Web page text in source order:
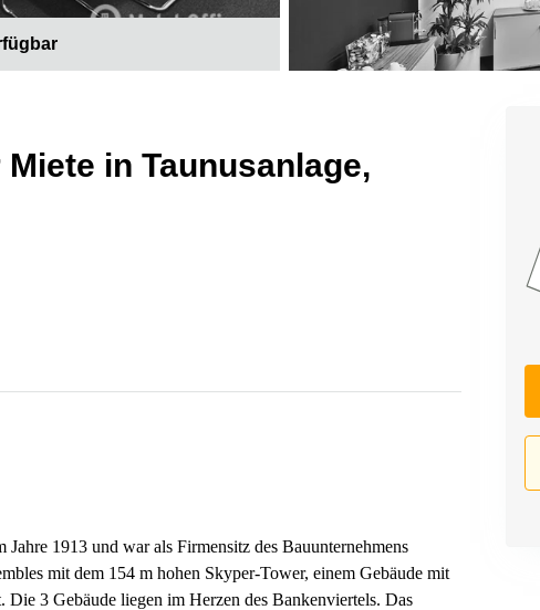
in Taunusanlage,
1913 und war als Firmensitz des Bauunternehmens
mit dem 154 m hohen Skyper-Tower, einem Gebäude mit
3 Gebäude liegen im Herzen des Bankenviertels. Das